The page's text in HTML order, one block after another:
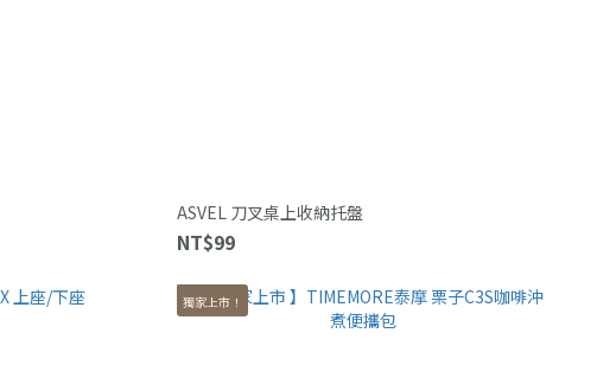
ASVEL 刀叉桌上收納托盤
NT$99
獨家上市！